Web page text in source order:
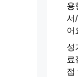
용
서
어
성
접